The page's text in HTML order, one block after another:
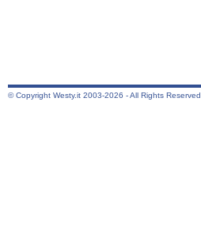
© Copyright Westy.it 2003-2026 - All Rights Reserved